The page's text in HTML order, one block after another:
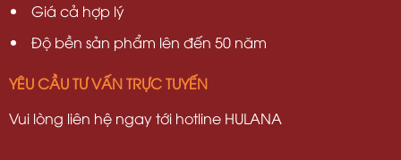
Giá cả hợp lý
Độ bền sản phẩm lên đến 50 năm
YÊU CẦU TƯ VẤN TRỰC TUYẾN
Vui lòng liên hệ ngay tới hotline HULANA